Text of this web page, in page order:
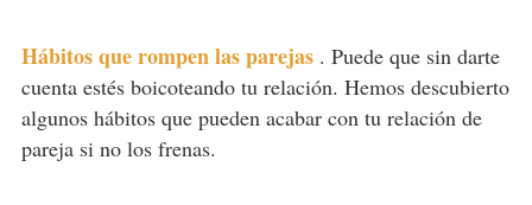
Hábitos que rompen las parejas . Puede que sin darte
cuenta estés boicoteando tu relación. Hemos descubierto
algunos hábitos que pueden acabar con tu relación de
pareja si no los frenas.